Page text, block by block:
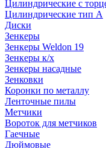
Цилиндрические с
Цилиндрические тип А
Диски
Зенкеры
Зенкеры Weldon 19
Зенкеры к/х
Зенкеры насадные
Зенковки
Коронки по металлу
Ленточные пилы
Метчики
Вороток для метчиков
Гаечные
Дюймовые